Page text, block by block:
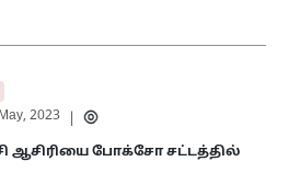
2023
ஆசிரியை போக்சோ சட்டத்தில்